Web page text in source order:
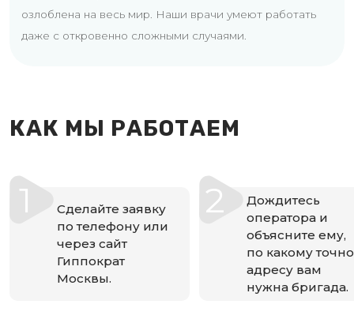
озлоблена на весь мир. Наши врачи умеют работать
даже с откровенно сложными случаями.
КАК МЫ РАБОТАЕМ
1
Сделайте заявку
по телефону или
через сайт
Гиппократ
Москвы.
2
Дождитесь
оператора и
объясните ему,
по какому точно
адресу вам
нужна бригада.